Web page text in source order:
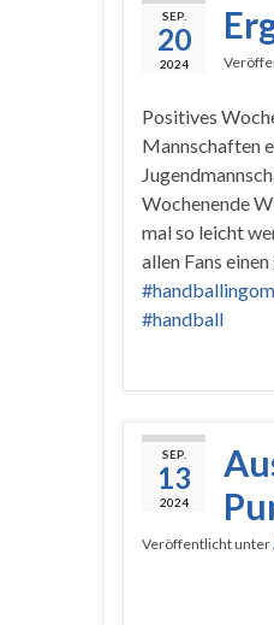
SEP.
20
2024
Positives
Mannschaften
Wochenende
mal so leicht
allen Fans
#handball
SEP.
13
2024
Veröffentlicht unter